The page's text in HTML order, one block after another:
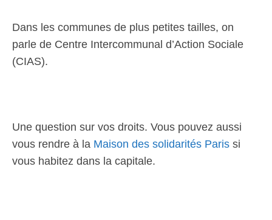
Dans les communes de plus petites tailles, on
parle de Centre Intercommunal d’Action Sociale
(CIAS).
Une question sur vos droits. Vous pouvez aussi
vous rendre à la Maison des solidarités Paris si
vous habitez dans la capitale.